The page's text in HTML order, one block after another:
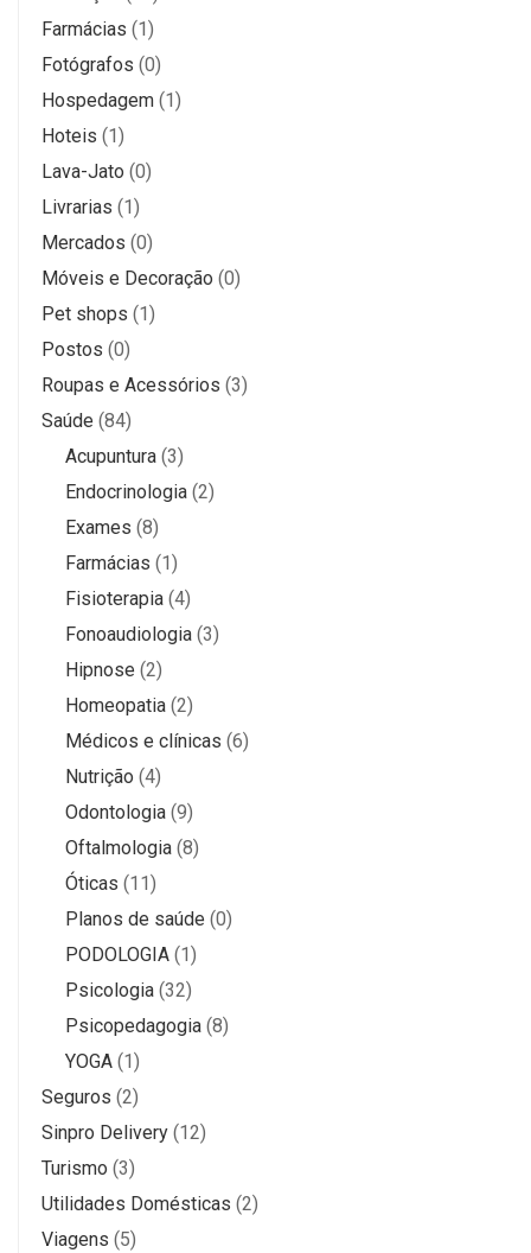
Farmácias (1)
Fotógrafos (0)
Hospedagem (1)
Hoteis (1)
Lava-Jato (0)
Livrarias (1)
Mercados (0)
Móveis e Decoração (0)
Pet shops (1)
Postos (0)
Roupas e Acessórios (3)
Saúde (84)
Acupuntura (3)
Endocrinologia (2)
Exames (8)
Farmácias (1)
Fisioterapia (4)
Fonoaudiologia (3)
Hipnose (2)
Homeopatia (2)
Médicos e clínicas (6)
Nutrição (4)
Odontologia (9)
Oftalmologia (8)
Óticas (11)
Planos de saúde (0)
PODOLOGIA (1)
Psicologia (32)
Psicopedagogia (8)
YOGA (1)
Seguros (2)
Sinpro Delivery (12)
Turismo (3)
Utilidades Domésticas (2)
Viagens (5)